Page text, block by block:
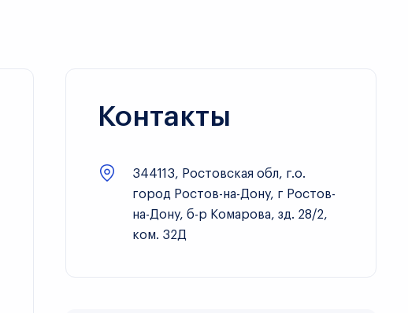
Контакты
344113, Ростовская обл, г.о.
город Ростов-на-Дону, г Ростов-
на-Дону, б-р Комарова, зд. 28/2,
ком. 32Д